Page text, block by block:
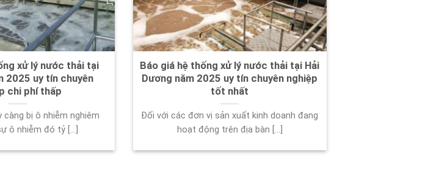
xử lý nước thải tại
2025 uy tín chuyên
chi phí thấp
càng bị ô nhiễm nghiêm
ô nhiễm đó tỷ [...]
Báo giá hệ thống xử lý nước thải tại Hải
Dương năm 2025 uy tín chuyên nghiệp
tốt nhất
Đối với các đơn vị sản xuất kinh doanh đang
hoạt động trên địa bàn [...]